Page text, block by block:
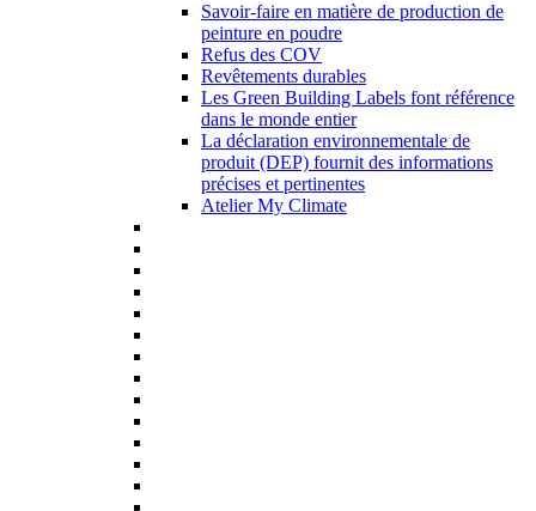
Savoir-faire en matière de production de
peinture en poudre
Refus des COV
Revêtements durables
Les Green Building Labels font référence
dans le monde entier
La déclaration environnementale de
produit (DEP) fournit des informations
précises et pertinentes
Atelier My Climate